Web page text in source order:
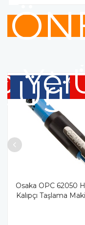
Osaka OPC 62050
Kalıpçı Taşlama